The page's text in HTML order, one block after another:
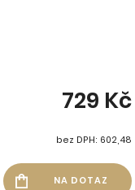
729 Kč
bez DPH: 602,48